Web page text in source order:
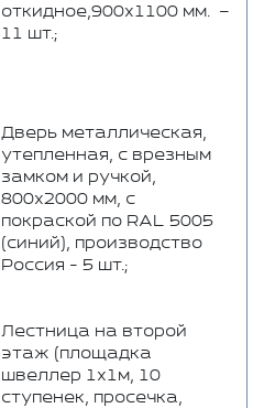
откидное,900х1100 мм. –
11 шт.;
Дверь металлическая,
утепленная, с врезным
замком и ручкой,
800x2000 мм, с
покраской по RAL 5005
(синий), производство
Россия - 5 шт.;
Лестница на второй
этаж (площадка
швеллер 1х1м, 10
ступенек, просечка,